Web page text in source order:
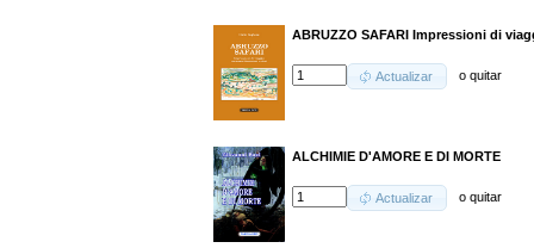
ABRUZZO SAFARI Impressioni di
Actualizar oquitar
ALCHIMIE D'AMORE E DI MORTE
Actualizar oquitar